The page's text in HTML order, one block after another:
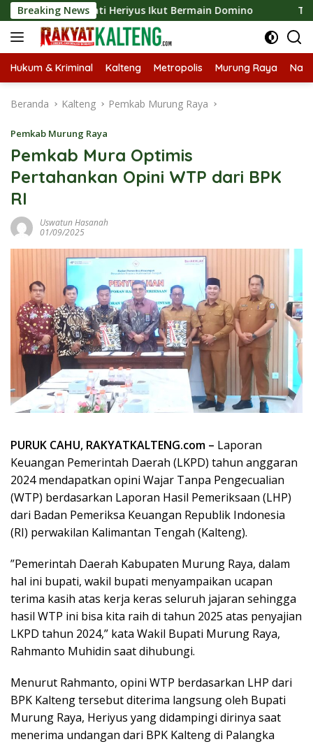
Langsung
ke
konten
Breaking News
Bupati Heriyus Ikut Bermain Domino Tekan
Hukum & Kriminal Kalteng Metropolis Murung Raya
Beranda Kalteng Pemkab Murung Raya
Pemkab Murung Raya
Pemkab Mura Optimis
Pertahankan Opini WTP dari BPK
RI
Uswatun Hasanah
01/09/2025
PURUK CAHU, RAKYATKALTENG.com – Laporan
Keuangan Pemerintah Daerah (LKPD) tahun anggaran
2024 mendapatkan opini Wajar Tanpa Pengecualian
(WTP) berdasarkan Laporan Hasil Pemeriksaan (LHP)
dari Badan Pemeriksa Keuangan Republik Indonesia
(RI) perwakilan Kalimantan Tengah (Kalteng).
”Pemerintah Daerah Kabupaten Murung Raya, dalam
hal ini bupati, wakil bupati menyampaikan ucapan
terima kasih atas kerja keras seluruh jajaran sehingga
hasil WTP ini bisa kita raih di tahun 2025 atas penyajian
LKPD tahun 2024,” kata Wakil Bupati Murung Raya,
Rahmanto Muhidin saat dihubungi.
Menurut Rahmanto, opini WTP berdasarkan LHP dari
BPK Kalteng tersebut diterima langsung oleh Bupati
Murung Raya, Heriyus yang didampingi dirinya saat
menerima undangan dari BPK Kalteng di Palangka